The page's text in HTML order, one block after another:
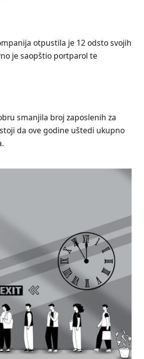
otpustila je 12 odsto svojih
je saopštio portparol te
smanjila broj zaposlenih za
da ove godine uštedi ukupno